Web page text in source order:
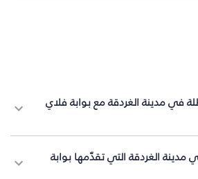
في مدينة الغردقة مع بوابة فلاي
الغردقة التي تقدّمها بوابة